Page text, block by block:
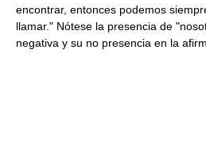
encontrar, entonces podemos
llamar." Nótese la presencia de
negativa y su no presencia en la